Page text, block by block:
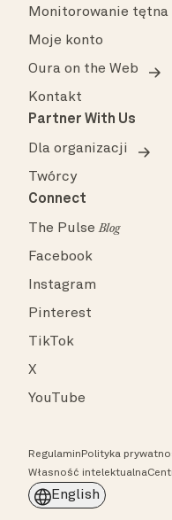
Monitorowanie tętna
Moje konto
Oura on the Web
Kontakt
Partner With Us
Dla organizacji
Twórcy
Connect
The PulseBlog
Facebook
Instagram
Pinterest
TikTok
X
YouTube
Regulamin Polityka
Własność intelektualna
English